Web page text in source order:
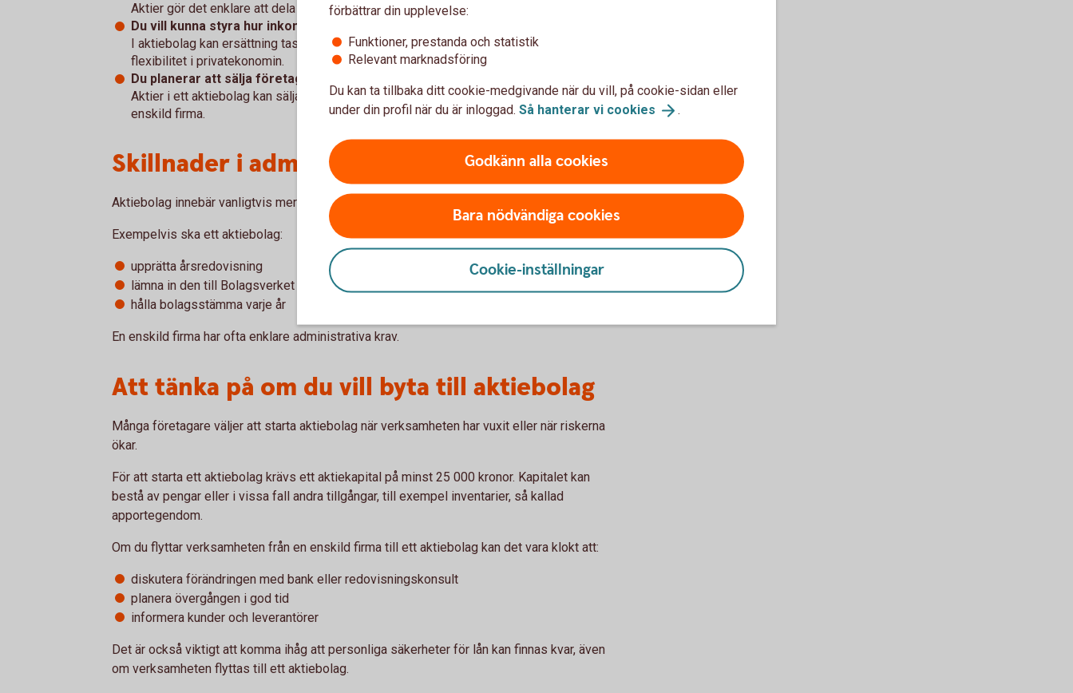
Aktier gör det enklare att dela ägandet mellan flera personer.
Du vill kunna styra hur inkomster tas ut.
I aktiebolag kan ersättning tas ut som lön eller utdelning, vilket kan ge större
flexibilitet i privatekonomin.
Du planerar att sälja företaget i framtiden.
Aktier i ett aktiebolag kan säljas, vilket ofta gör en ägarförändring enklare än i en
enskild firma.
Skillnader i administration
Aktiebolag innebär vanligtvis mer administration än en enskild firma.
Exempelvis ska ett aktiebolag:
upprätta årsredovisning
lämna in den till Bolagsverket
hålla bolagsstämma varje år
En enskild firma har ofta enklare administrativa krav.
Att tänka på om du vill byta till aktiebolag
Många företagare väljer att starta aktiebolag när verksamheten har vuxit eller när riskerna
ökar.
För att starta ett aktiebolag krävs ett aktiekapital på minst 25 000 kronor. Kapitalet kan
bestå av pengar eller i vissa fall andra tillgångar, till exempel inventarier, så kallad
apportegendom.
Om du flyttar verksamheten från en enskild firma till ett aktiebolag kan det vara klokt att:
diskutera förändringen med bank eller redovisningskonsult
planera övergången i god tid
informera kunder och leverantörer
Det är också viktigt att komma ihåg att personliga säkerheter för lån kan finnas kvar, även
om verksamheten flyttas till ett aktiebolag.
förbättrar din upplevelse:
Funktioner, prestanda och statistik
Relevant marknadsföring
Du kan ta tillbaka ditt cookie-medgivande när du vill, på cookie-sidan eller
under din profil när du är inloggad. Så hanterar vi cookies .
Godkänn alla cookies
Bara nödvändiga cookies
Cookie-inställningar